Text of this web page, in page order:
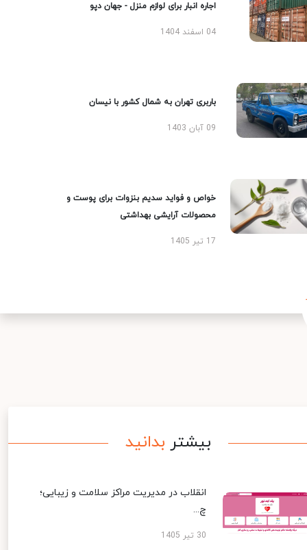
اجاره انبار برای لوازم منزل - جهان دپو
04 اسفند 1404
باربری تهران به شمال کشور با نیسان
09 آبان 1403
خواص و فواید سدیم بنزوات برای پوست و
محصولات آرایشی بهداشتی
17 تیر 1405
بیشتر بدانید
انقلاب در مدیریت مراکز سلامت و زیبایی؛
چ...
30 تیر 1405